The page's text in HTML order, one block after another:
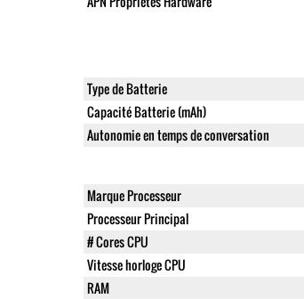
Type de Batterie
Capacité Batterie (mAh)
Autonomie en temps de conversation
Marque Processeur
Processeur Principal
# Cores CPU
Vitesse horloge CPU
RAM